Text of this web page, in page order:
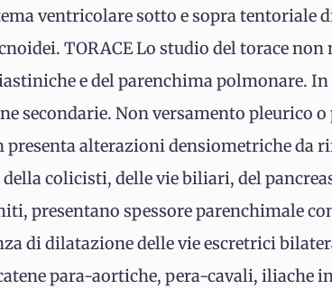
ventricolare sotto e sopra tentoriale
TORACE Lo studio del torace
e del parenchima polmonare.
secondarie. Non versamento pleurico
alterazioni densiometriche da
colicisti, delle vie biliari, del
presentano spessore parenchimale
di dilatazione delle vie escretrici
para-aortiche, pera-cavali, iliache